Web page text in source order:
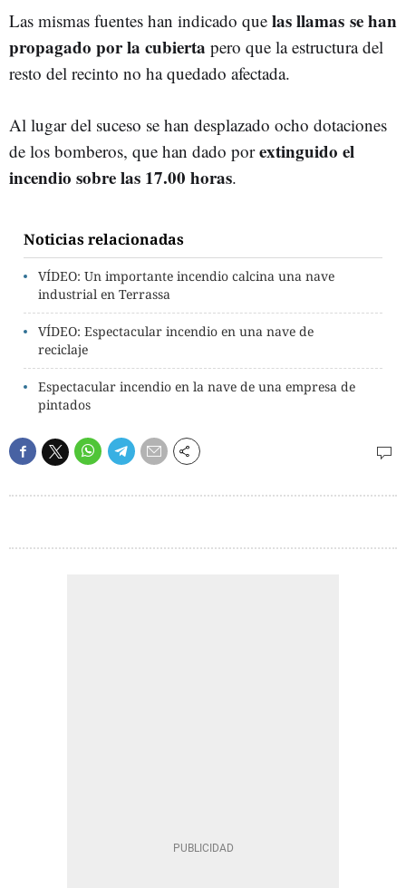
Las mismas fuentes han indicado que las llamas se han
propagado por la cubierta pero que la estructura del
resto del recinto no ha quedado afectada.
Al lugar del suceso se han desplazado ocho dotaciones
de los bomberos, que han dado porextinguido el
incendio sobre las 17.00 horas.
Noticias relacionadas
VÍDEO: Un importante incendio calcina una nave
industrial en Terrassa
VÍDEO: Espectacular incendio en una nave de
reciclaje
Espectacular incendio en la nave de una empresa de
pintados